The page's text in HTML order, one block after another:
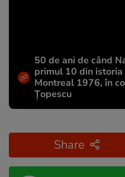
50 de ani de când
primul 10 din
Montreal 1976, în
Țopescu
Share